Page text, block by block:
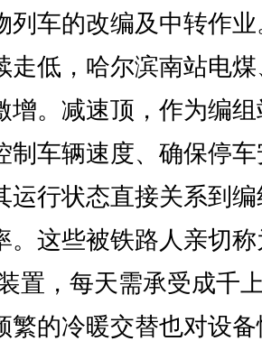
列车的改编及中转作
走低，哈尔滨南站电
增。减速顶，作为编
制车辆速度、确保停
运行状态直接关系到
。这些被铁路人亲切称
置，每天需承受成千
繁的冷暖交替也对设